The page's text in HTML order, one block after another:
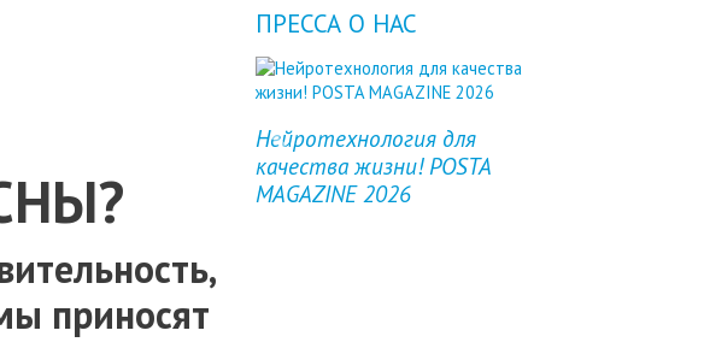
приносят
ПРЕССА О НАС
Нейротехнология для
качества жизни! POSTA
MAGAZINE 2026
Previous